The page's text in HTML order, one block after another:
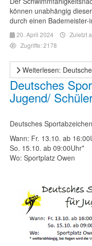
können unabhängig
durch einen
20. April 2024
Zuletzt
Zugriffe: 2178
Weiterlesen:
Deutsches
Jugend/
Deutsches
Wann: Fr. 13.10. ab
So. 15.10. ab 09:00Uhr*
Wo: Sportplatz Owen